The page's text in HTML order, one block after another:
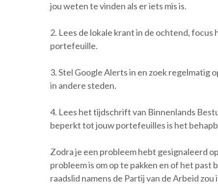
jou weten te vinden als er iets mis is.
2. Lees de lokale krant in de ochtend,
portefeuille.
3. Stel Google Alerts in en zoek regelmatig
in andere steden.
4. Lees het tijdschrift van Binnenlands
beperkt tot jouw portefeuilles is het
Zodra je een probleem hebt gesignaleerd
probleem is om op te pakken en of het
raadslid namens de Partij van de Arbeid